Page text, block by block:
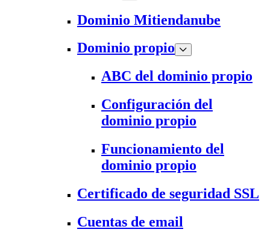
Dominio Mitiendanube
Dominio propio
ABC del dominio propio
Configuración del
dominio propio
Funcionamiento del
dominio propio
Certificado de seguridad SSL
Cuentas de email